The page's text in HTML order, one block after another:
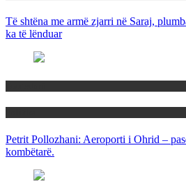
Të shtëna me armë zjarri në Saraj,
ka të lënduar
Petrit Pollozhani: Aeroporti i Ohrid –
kombëtarë.